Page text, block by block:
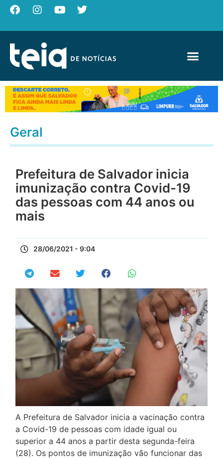
Geral
Prefeitura de Salvador inicia
imunização contra Covid-19
das pessoas com 44 anos ou
mais
28/06/2021 - 9:04
A Prefeitura de Salvador inicia a vacinação contra
a Covid-19 de pessoas com idade igual ou
superior a 44 anos a partir desta segunda-feira
(28). Os pontos de imunização vão funcionar das